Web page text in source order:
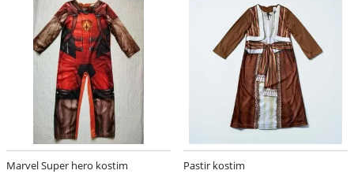
Marvel Super hero kostim Pastir kostim